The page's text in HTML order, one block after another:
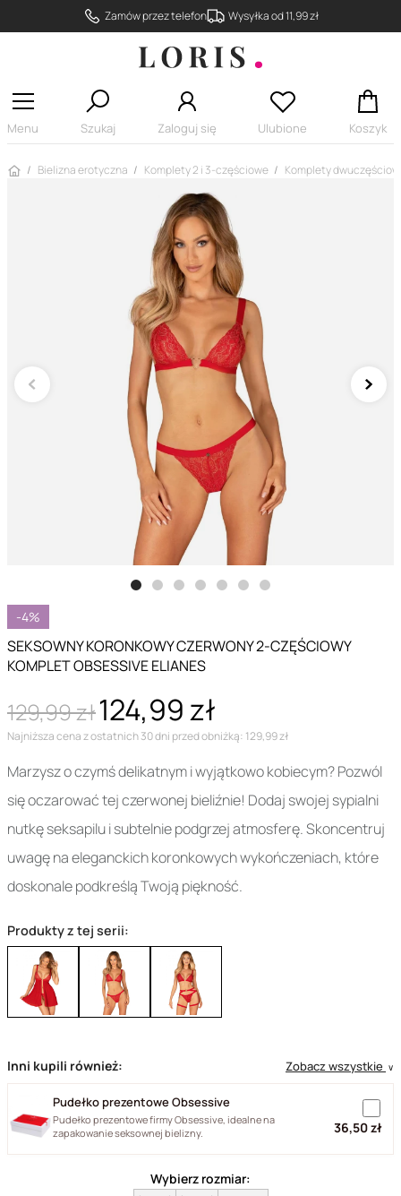
Zamów przez telefon Wysyłka od 11,99 zł
Menu Szukaj Zaloguj się Ulubione Koszyk
Strona główna
Bielizna erotyczna Komplety 2 i 3-częściowe Komplety
-4%
SEKSOWNY KORONKOWY CZERWONY 2-CZĘŚCIOWY
KOMPLET OBSESSIVE ELIANES
129,99 zł124,99 zł
Najniższa cena z ostatnich 30 dni przed obniżką: 129,99 zł
Marzysz o czymś delikatnym i wyjątkowo kobiecym? Pozwól
się oczarować tej czerwonej bieliźnie! Dodaj swojej sypialni
nutkę seksapilu i subtelnie podgrzej atmosferę. Skoncentruj
uwagę na eleganckich koronkowych wykończeniach, które
doskonale podkreślą Twoją piękność.
Produkty z tej serii:
Inni kupili również: Zobacz wszystkie ∨
Pudełko prezentowe Obsessive
Pudełko prezentowe firmy Obsessive, idealne na
zapakowanie seksownej bielizny.
36,50 zł
Wybierz rozmiar: